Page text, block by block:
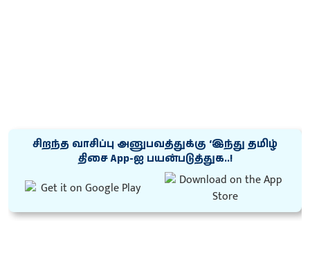
சிறந்த வாசிப்பு அனுபவத்துக்கு ‘இந்து தமிழ்
திசை App-ஐ பயன்படுத்துக..!